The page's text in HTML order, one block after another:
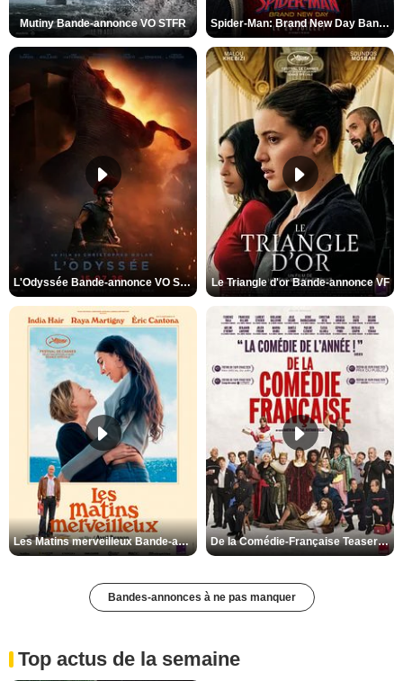
Mutiny Bande-annonce VO STFR Spider-Man: Brand New Day Bande-annonce VO STFR
L'Odyssée Bande-annonce VO STFR Le Triangle d'or Bande-annonce VF
Les Matins merveilleux Bande-annonce VF De la Comédie-Française Teaser VF
Bandes-annonces à ne pas manquer
Top actus de la semaine